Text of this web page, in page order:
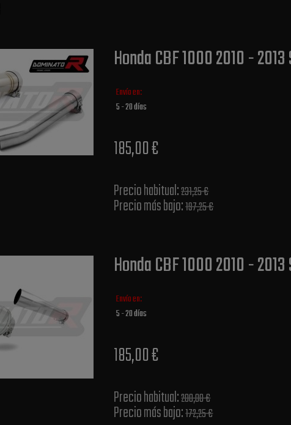
Honda CBF 1000 2010 -
Envío en:
5 - 20 días
185,00 €
Precio habitual​:231,25 €
Precio más bajo​:197,25 €
Honda CBF 1000 2010 -
Envío en:
5 - 20 días
185,00 €
Precio habitual​:200,00 €
Precio más bajo​:172,25 €